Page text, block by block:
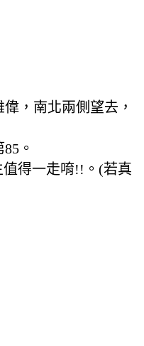
，南北兩側望去，
。
得一走唷!!。(若真